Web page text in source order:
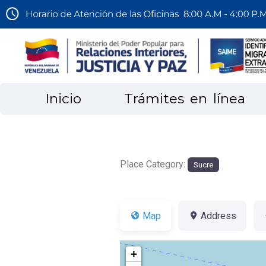
Inicio Trámites en línea
Place Category: Sucre
Map Address
+